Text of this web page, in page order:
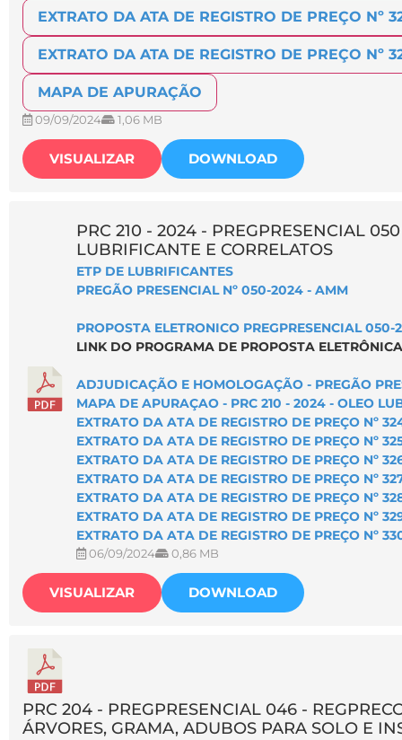
EXTRATO DA ATA DE REGISTRO DE PREÇO Nº
EXTRATO DA ATA DE REGISTRO DE PREÇO Nº
MAPA DE APURAÇÃO
09/09/2024 1,06 MB
VISUALIZAR DOWNLOAD
PRC 210 - 2024 - PREGPRESENCIAL
LUBRIFICANTE E CORRELATOS
ETP DE LUBRIFICANTES
PREGÃO PRESENCIAL Nº 050-2024 - AMM
PROPOSTA ELETRONICO PREGPRESENCIAL
LINK DO PROGRAMA DE PROPOSTA
ADJUDICAÇÃO E HOMOLOGAÇÃO - PREGÃO
MAPA DE APURAÇAO - PRC 210 - 2024 - OLEO
EXTRATO DA ATA DE REGISTRO DE PREÇO Nº
EXTRATO DA ATA DE REGISTRO DE PREÇO Nº
EXTRATO DA ATA DE REGISTRO DE PREÇO Nº
EXTRATO DA ATA DE REGISTRO DE PREÇO Nº
EXTRATO DA ATA DE REGISTRO DE PREÇO Nº
EXTRATO DA ATA DE REGISTRO DE PREÇO Nº
EXTRATO DA ATA DE REGISTRO DE PREÇO Nº
06/09/2024 0,86 MB
VISUALIZAR DOWNLOAD
PRC 204 - PREGPRESENCIAL 046 -
ÁRVORES, GRAMA, ADUBOS PARA SOLO E